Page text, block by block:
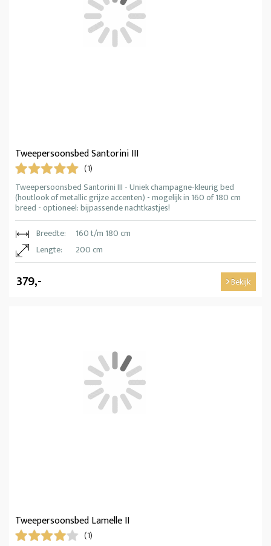
Tweepersoonsbed Santorini III
(1)
Tweepersoonsbed Santorini III - Uniek champagne-kleurig bed
(houtlook of metallic grijze accenten) - mogelijk in 160 of 180 cm
breed - optioneel: bijpassende nachtkastjes!
Breedte:
160 t/m 180 cm
Lengte:
200 cm
379,- Bekijk
Tweepersoonsbed Lamelle II
(1)